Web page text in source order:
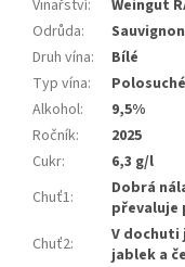
Vinařství:
Weingut
Odrůda:
Druh vína:
Bílé
Typ vína:
Polosuché
Alkohol:
9,5%
Ročník:
2025
Cukr:
6,3 g/l
Chuť1:
Dobrá
převaluje
Chuť2:
V dochuti
jablek a